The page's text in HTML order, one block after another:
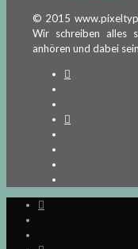
© 2015
Wir schreiben alles
anhören und dabei